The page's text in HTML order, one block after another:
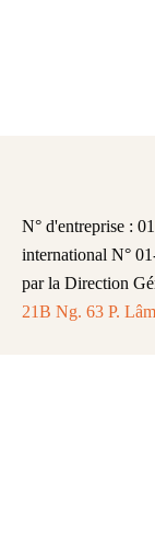
N° d'entreprise :
international N°
par la Direction
21B Ng. 63 P.